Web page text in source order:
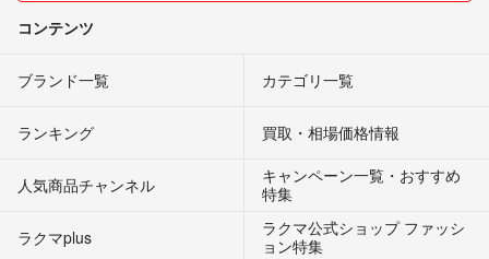
コンテンツ
ブランド一覧 カテゴリ一覧
ランキング 買取・相場価格情報
人気商品チャンネル
キャンペーン一覧・おすすめ
特集
ラクマplus
ラクマ公式ショップ ファッシ
ョン特集